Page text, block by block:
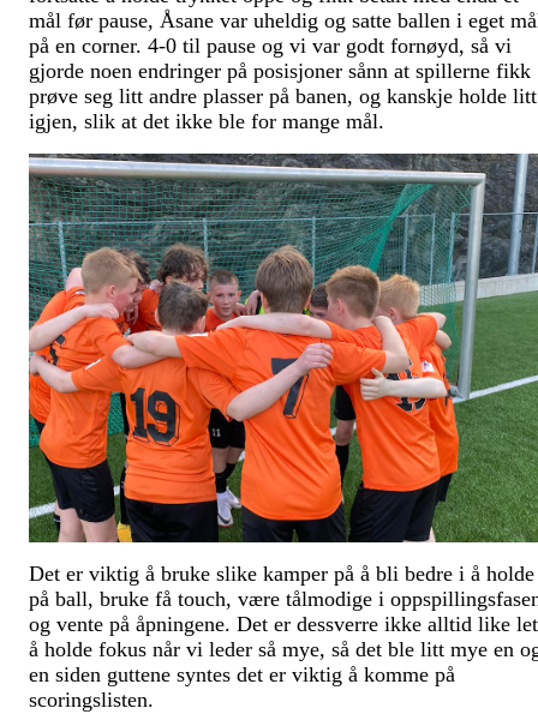
mål før pause, Åsane var uheldig og satte ballen i eget
på en corner. 4-0 til pause og vi var godt fornøyd, så vi
gjorde noen endringer på posisjoner sånn at spillerne fikk
prøve seg litt andre plasser på banen, og kanskje holde litt
igjen, slik at det ikke ble for mange mål.
Det er viktig å bruke slike kamper på å bli bedre i å holde
på ball, bruke få touch, være tålmodige i
og vente på åpningene. Det er dessverre ikke alltid like
å holde fokus når vi leder så mye, så det ble litt mye en
en siden guttene syntes det er viktig å komme på
scoringslisten.